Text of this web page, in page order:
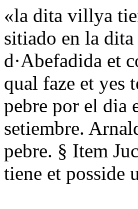
«la dita villya
sitiado en la
d·Abefadida et
qual faze et yes
pebre por el dia
setiembre.
pebre. § Item
tiene et posside